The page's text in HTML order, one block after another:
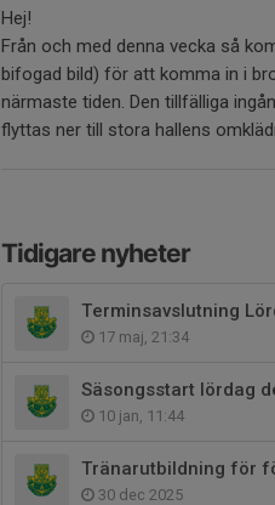
Hej!
Från och med denna vecka så
bifogad bild) för att komma in i
närmaste tiden. Den tillfälliga
flyttas ner till stora hallens
Tidigare nyheter
Terminsavslutning
17 maj, 21:34
Säsongsstart lördag
10 jan, 11:44
Tränarutbildning för
30 dec 2025